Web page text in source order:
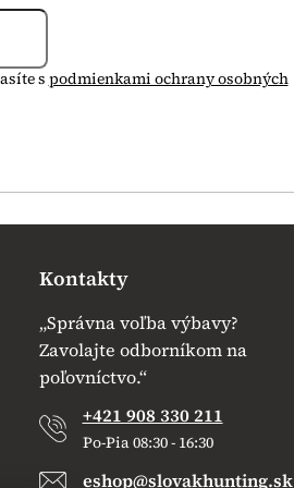
s podmienkami ochrany osobných
Kontakty
„Správna voľba výbavy?
Zavolajte odborníkom na
poľovníctvo.“
+421 908 330 211
Po-Pia 08:30 - 16:30
eshop@slovakhunting.sk